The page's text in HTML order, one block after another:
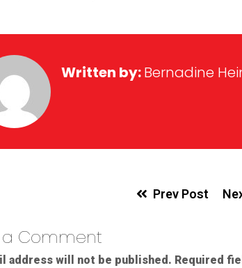
Written by:Bernadine
Prev Post
a Comment
address will not be published. Required